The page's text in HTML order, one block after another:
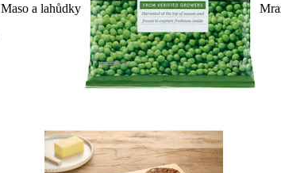
Maso a lahůdky